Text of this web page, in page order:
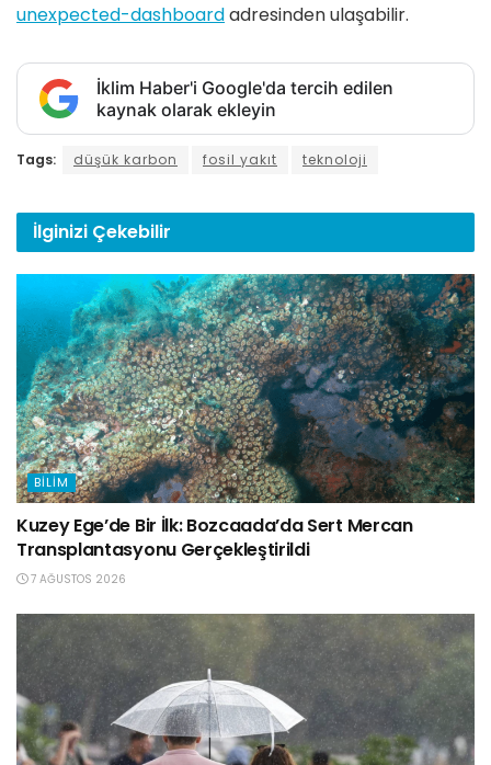
unexpected-dashboardadresinden ulaşabilir.
İklim Haber'i Google'da tercih edilen
kaynak olarak ekleyin
Tags: düşük karbon fosil yakıt teknoloji
İlginizi Çekebilir
BILIM
Kuzey Ege’de Bir İlk: Bozcaada’da Sert Mercan
Transplantasyonu Gerçekleştirildi
7 AĞUSTOS 2026